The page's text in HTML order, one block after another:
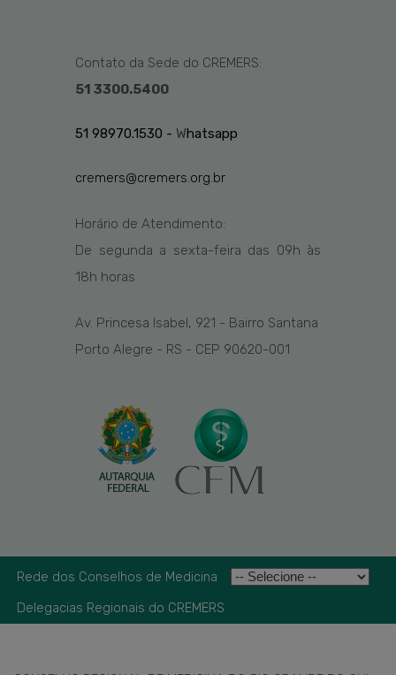
Contato da Sede do CREMERS:
51 3300.5400
51 98970.1530 - Whatsapp
cremers@cremers.org.br
Horário de Atendimento:
De segunda a sexta-feira das 09h às
18h horas
Av. Princesa Isabel, 921 - Bairro Santana
Porto Alegre - RS - CEP 90620-001
Rede dos Conselhos de Medicina
Delegacias Regionais do CREMERS